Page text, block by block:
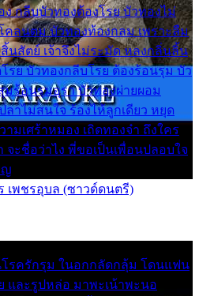
ง กลีบบัวทองต้องโรย บัวทองไม่
คลนตม บัวทองท้องกลม เพราะลืม
นสัตย์ เจ้าจึงไม่ระมัด หลงกลิ่นลิ้น
รย บัวทองกลีบโรย ต้องร้อนรุม บัว
ร้อนรุมอุรา บัวทองผ่ายผอม
ลาไม่สนใจ ร้องไห้ลูกเดียว หยุด
ามเศร้าหมอง เถิดทองจ๋า ถึงใคร
จะชื่อว่าไง พี่ขอเป็นเพื่อนปลอบใจ
ญ
เพชรอุบล (ซาวด์ดนตรี)
โรครักรุม ในอกกลัดกลุ้ม โดนแฟน
และรูปหล่อ มาพะเน้าพะนอ